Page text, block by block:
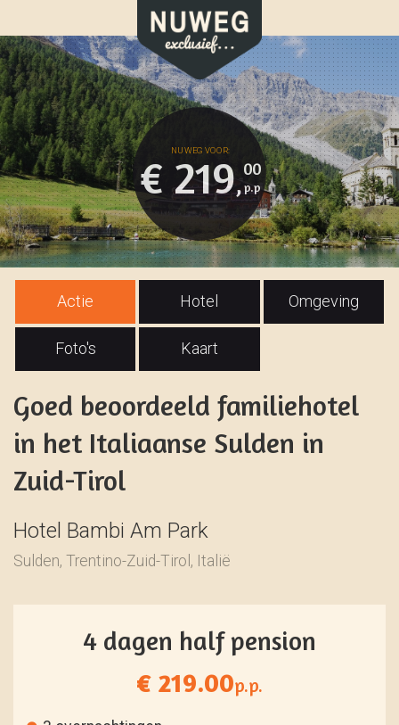
€ 219,
00
Actie Hotel Omgeving
Foto's Kaart
Goed beoordeeld familiehotel
in het Italiaanse Sulden in
Zuid-Tirol
Hotel Bambi Am Park
Sulden, Trentino-Zuid-Tirol, Italië
4 dagen half pension
€ 219.00p.p.